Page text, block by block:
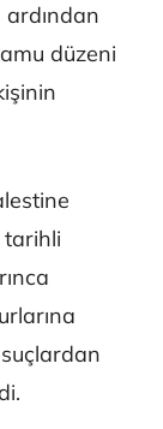
düzeni
tarihli